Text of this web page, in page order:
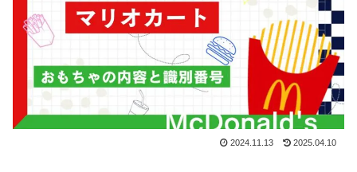
2024.11.13 2025.04.10